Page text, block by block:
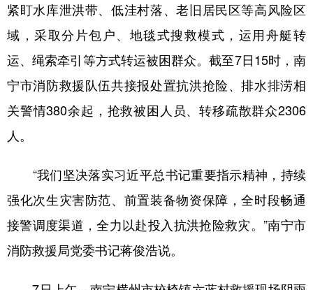
紧盯水库泄洪带、低洼村落、老旧居民区等高风险区
域，采取分片包户、地毯式搜救模式，运用舟艇转
运、绳索牵引等方式转运被困群众。截至7日15时，南
宁市消防救援队伍共接报处置抗洪抢险、排水排涝相
关警情380余起，抢救被困人员、转移疏散群众2306
人。
“我们坚决落实习近平总书记重要指示精神，持续
强化次生灾害防范、前置装备物资保障，全时段畅通
接警调度渠道，全力以赴投入抗洪抢险救灾。”南宁市
消防救援局党委书记蒋俊浩说。